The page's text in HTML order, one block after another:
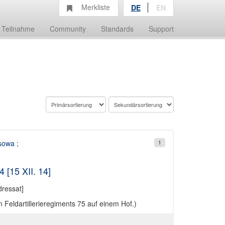
Teilnahme Community Standards Support
Merkliste DE EN
1
;
[15 XII. 14]
75 auf einem Hof.)